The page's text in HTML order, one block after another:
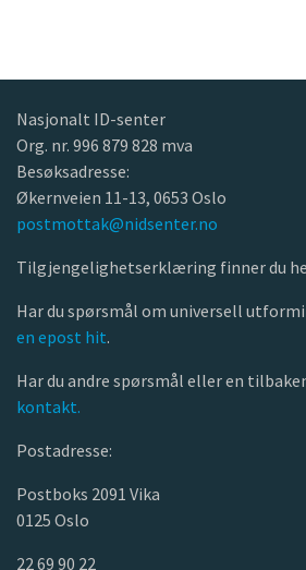
Nasjonalt ID-senter
Org. nr. 996 879 828 mva
Besøksadresse:
Økernveien 11-13, 0653 Oslo
postmottak@nidsenter.no
Tilgjengelighetserklæring finner du
Har du spørsmål om universell
en epost hit.
Har du andre spørsmål eller en
kontakt.
Postadresse:
Postboks 2091 Vika
0125 Oslo
22 69 90 22